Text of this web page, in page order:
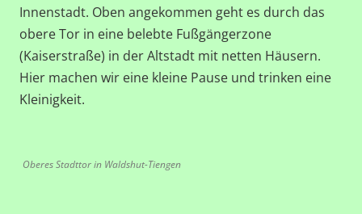
Innenstadt. Oben angekommen geht es durch das
obere Tor in eine belebte Fußgängerzone
(Kaiserstraße) in der Altstadt mit netten Häusern.
Hier machen wir eine kleine Pause und trinken eine
Kleinigkeit.
Oberes Stadttor in Waldshut-Tiengen